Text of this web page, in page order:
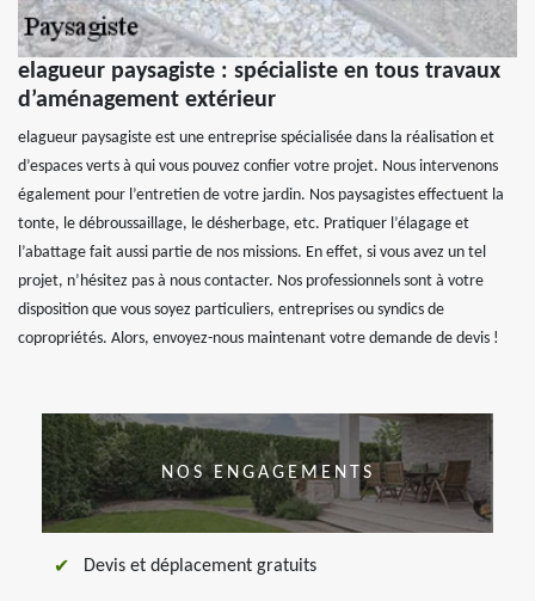
elagueur paysagiste : spécialiste en tous travaux
d’aménagement extérieur
elagueur paysagiste est une entreprise spécialisée dans la réalisation et
d’espaces verts à qui vous pouvez confier votre projet. Nous intervenons
également pour l’entretien de votre jardin. Nos paysagistes effectuent la
tonte, le débroussaillage, le désherbage, etc. Pratiquer l’élagage et
l’abattage fait aussi partie de nos missions. En effet, si vous avez un tel
projet, n’hésitez pas à nous contacter. Nos professionnels sont à votre
disposition que vous soyez particuliers, entreprises ou syndics de
copropriétés. Alors, envoyez-nous maintenant votre demande de devis !
NOS ENGAGEMENTS
Devis et déplacement gratuits